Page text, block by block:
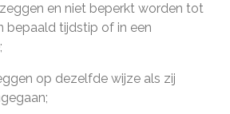
en niet beperkt worden tot
bepaald tijdstip of in een
op dezelfde wijze als zij